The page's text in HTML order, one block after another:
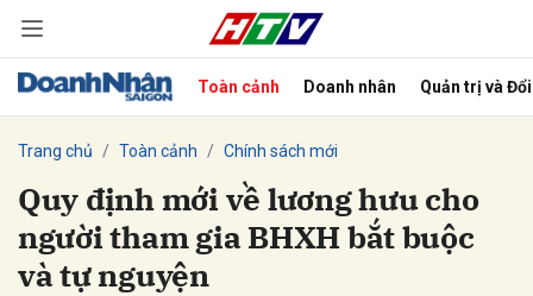
Toàn cảnh Doanh nhân Quản trị và
Trang chủ Toàn cảnh Chính sách mới
Quy định mới về lương hưu cho
người tham gia BHXH bắt buộc
và tự nguyện